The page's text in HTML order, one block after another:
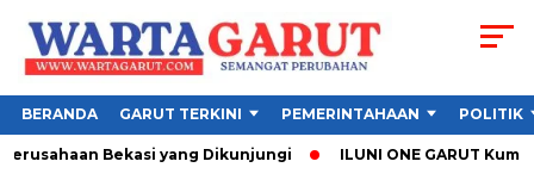
BERANDA GARUT TERKINI PEMERINTAHAAN POLITIK
Bekasi yang Dikunjungi ILUNI ONE GARUT